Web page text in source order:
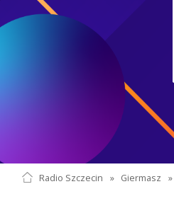
Radio Szczecin » Giermasz »